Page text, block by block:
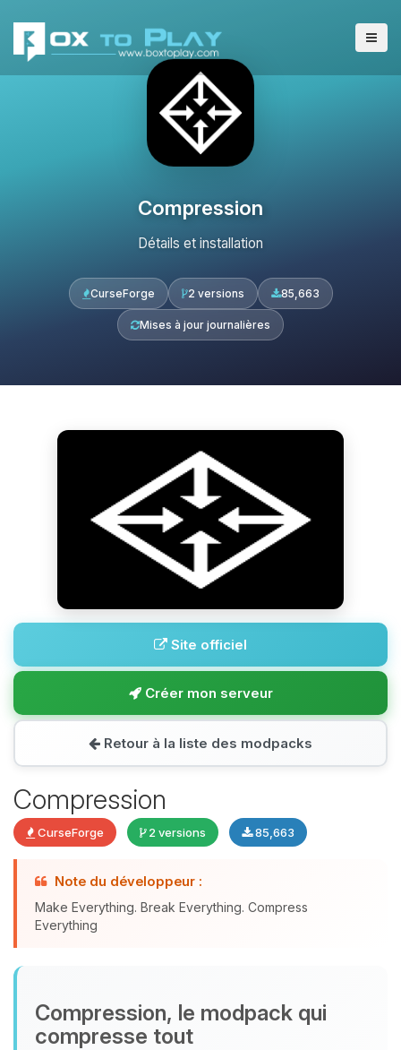
Compression
Détails et installation
CurseForge 2 versions 85,663
Mises à jour journalières
Site officiel
Créer mon serveur
Retour à la liste des modpacks
Compression
CurseForge 2 versions 85,663
Note du développeur :
Make Everything. Break Everything. Compress
Everything
Compression, le modpack qui
compresse tout
Youpi, enfin quelqu’un pour me
parler ! Moi c’est Choupy, ton petit
assistant BoxToPlay. Dis-moi ce dont